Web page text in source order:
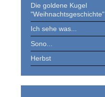
Die goldene Kugel
"Weihnachtsgeschichte"
Ich sehe was...
Sono...
Herbst